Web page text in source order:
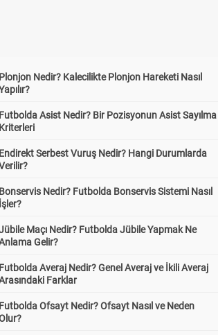
Plonjon Nedir? Kalecilikte Plonjon Hareketi Nasıl
Futbolda Asist Nedir? Bir Pozisyonun Asist Sayılma
Kriterleri
Endirekt Serbest Vuruş Nedir? Hangi Durumlarda
Bonservis Nedir? Futbolda Bonservis Sistemi Nasıl
İşler?
Maçı Nedir? Futbolda Jübile Yapmak Ne
Gelir?
Futbolda Averaj Nedir? Genel Averaj ve İkili Averaj
Farklar
Futbolda Ofsayt Nedir? Ofsayt Nasıl ve Neden